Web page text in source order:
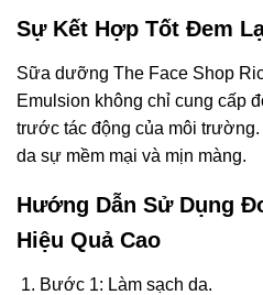
Sự Kết Hợp Tốt Đem
Sữa dưỡng The Face Shop
Emulsion không chỉ cung cấp
trước tác động của môi
da sự mềm mại và mịn màng.
Hướng Dẫn Sử Dụng
Hiệu Quả Cao
Bước 1: Làm sạch da.